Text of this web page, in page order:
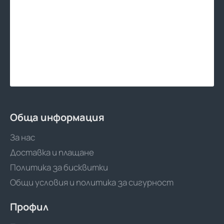
Обща информация
За нас
Доставка и плащане
Политика за бисквитки
Общи условия и политика за сигурност
Профил